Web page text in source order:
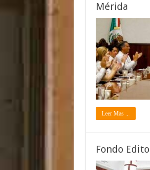
Mérida
Leer Mas ...
Fondo